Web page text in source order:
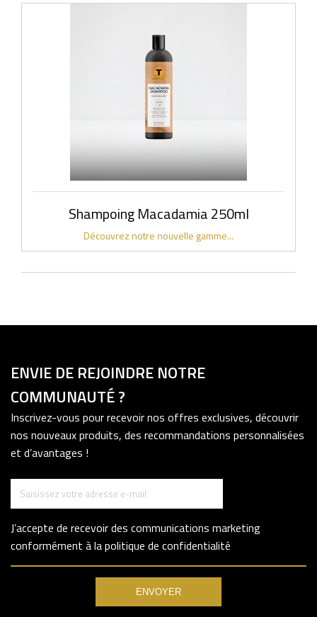
Shampoing Macadamia 250ml
Découvrez notre nouvelle gamme...
ENVIE DE REJOINDRE NOTRE
COMMUNAUTÉ ?
Inscrivez-vous pour recevoir nos offres exclusives, découvrir
nos nouveaux produits, des recommandations personnalisées
et d’avantages !
J’accepte de recevoir des communications marketing
conformément à la politique de confidentialité
ENVOYER